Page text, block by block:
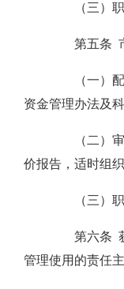
（三）职
第五条 市
（一）配
资金管理办法及
（二）审
价报告，适时组
（三）职
第六条 获
管理使用的责任